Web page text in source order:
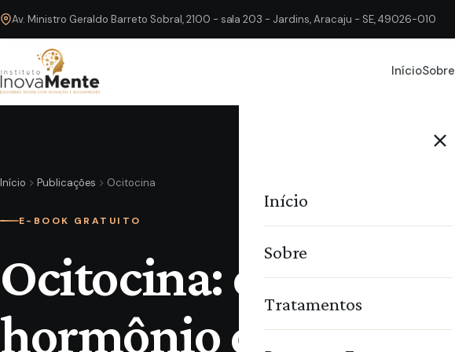
Av. Ministro Geraldo Barreto Sobral, 2100 - sala 203 - Jardins, Aracaju - SE, 49026-010
InícioSobre
Início
Sobre
Tratamentos
Início Publicações Ocitocina
E-BOOK GRATUITO
Ocitocina: o
hormônio do amor e